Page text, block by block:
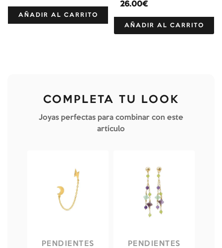
AÑADIR AL CARRITO
26.00€
AÑADIR AL CARRITO
COMPLETA TU LOOK
Joyas perfectas para combinar con este
artículo
PENDIENTES PENDIENTES